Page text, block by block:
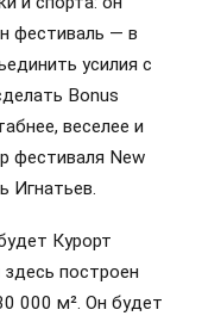
фестиваль — в
усилия с
Bonus
веселее и
фестиваля New
Игнатьев.
Курорт
построен
000 м². Он будет